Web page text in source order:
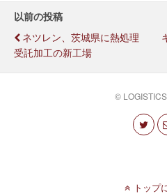
以前の投稿
ネツレン、茨城県に熱処理
受託加工の新工場
©
トップ